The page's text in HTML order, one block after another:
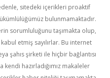
sitedeki içerikleri proaktif
bulunmamaktadır.
sorumluluğunu taşımakta olup,
etmiş sayılırlar. Bu internet
şahıs şirketi ile hiçbir bağlantısı
kendi hazırladığımız makaleler